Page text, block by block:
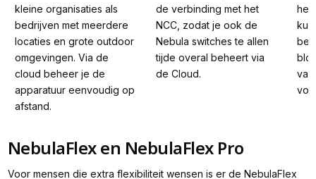
kleine organisaties als
bedrijven met meerdere
locaties en grote outdoor
omgevingen. Via de
cloud beheer je de
apparatuur eenvoudig op
afstand.
de verbinding met het
NCC, zodat je ook de
Nebula switches te allen
tijde overal beheert via
de Cloud.
het
NebulaFlex en NebulaFlex Pro
Voor mensen die extra flexibiliteit wensen is er de NebulaFlex